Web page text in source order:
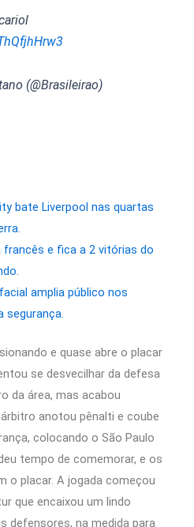
(@Brasileirao)
bate Liverpool nas quartas
francês e fica a 2 vitórias do
amplia público nos
segurança.
e quase abre o placar
se desvecilhar da defesa
da área, mas acabou
anotou pênalti e coube
colocando o São Paulo
tempo de comemorar, e os
o placar. A jogada começou
que encaixou um lindo
defensores, na medida para